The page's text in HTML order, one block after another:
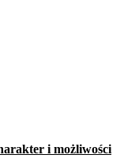
i możliwości